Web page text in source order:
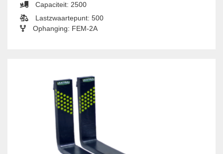
Capaciteit: 2500
Lastzwaartepunt: 500
Ophanging: FEM-2A